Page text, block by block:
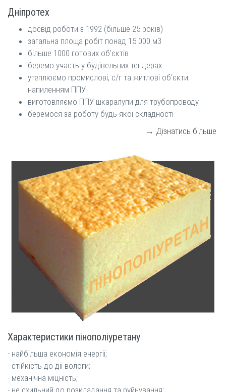
Дніпротех
досвід роботи з 1992 (більше 25 років)
загальна площа робіт понад 15 000 м3
більше 1000 готових об'єктів
беремо участь у будівельних тендерах
утеплюємо промислові, с/г та житлові об'єкти
напиленням ППУ
виготовляємо ППУ шкаралупи для трубопроводу
беремося за роботу будь-якої складності
→ Дізнатись більше
Характеристики пінополіуретану
- найбільша економія енергії;
- стійкість до дії вологи;
- механічна міцність;